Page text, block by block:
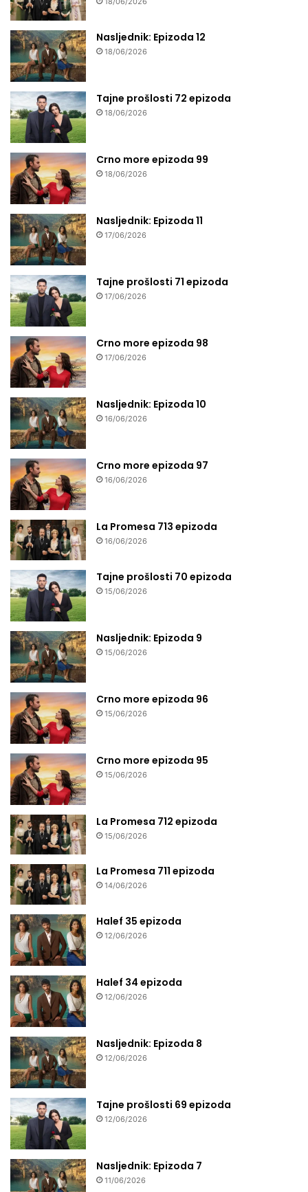
Nasljednik: Epizoda 12
18/06/2026
Tajne prošlosti 72 epizoda
18/06/2026
Crno more epizoda 99
18/06/2026
Nasljednik: Epizoda 11
17/06/2026
Tajne prošlosti 71 epizoda
17/06/2026
Crno more epizoda 98
17/06/2026
Nasljednik: Epizoda 10
16/06/2026
Crno more epizoda 97
16/06/2026
La Promesa 713 epizoda
16/06/2026
Tajne prošlosti 70 epizoda
15/06/2026
Nasljednik: Epizoda 9
15/06/2026
Crno more epizoda 96
15/06/2026
Crno more epizoda 95
15/06/2026
La Promesa 712 epizoda
15/06/2026
La Promesa 711 epizoda
14/06/2026
Halef 35 epizoda
12/06/2026
Halef 34 epizoda
12/06/2026
Nasljednik: Epizoda 8
12/06/2026
Tajne prošlosti 69 epizoda
12/06/2026
Nasljednik: Epizoda 7
11/06/2026